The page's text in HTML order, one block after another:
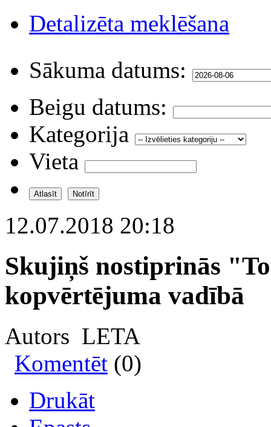
Detalizēta meklēšana
Sākuma datums:
Beigu datums:
Kategorija
Vieta
12.07.2018 20:18
Skujiņš nostiprinās
kopvērtējuma vadībā
Autors LETA
Komentēt (0)
Drukāt